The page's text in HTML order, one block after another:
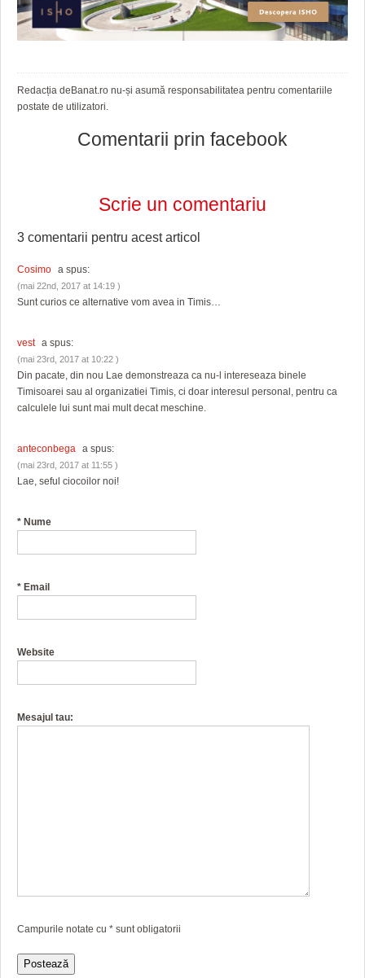
Redacția deBanat.ro nu-și asumă responsabilitatea pentru comentariile
postate de utilizatori.
Comentarii prin facebook
Scrie un comentariu
3 comentarii pentru acest articol
Cosimo a spus:
(mai 22nd, 2017 at 14:19 )
Sunt curios ce alternative vom avea in Timis…
vest a spus:
(mai 23rd, 2017 at 10:22 )
Din pacate, din nou Lae demonstreaza ca nu-l intereseaza binele
Timisoarei sau al organizatiei Timis, ci doar interesul personal, pentru ca
calculele lui sunt mai mult decat meschine.
anteconbega a spus:
(mai 23rd, 2017 at 11:55 )
Lae, seful ciocoilor noi!
* Nume
* Email
Website
Mesajul tau:
Campurile notate cu * sunt obligatorii